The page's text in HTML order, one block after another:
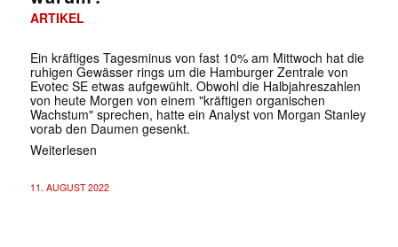
ARTIKEL
Ein kräftiges Tagesminus von fast 10% am Mittwoch hat die
ruhigen Gewässer rings um die Hamburger Zentrale von
Evotec SE etwas aufgewühlt. Obwohl die Halbjahreszahlen
von heute Morgen von einem "kräftigen organischen
Wachstum" sprechen, hatte ein Analyst von Morgan Stanley
vorab den Daumen gesenkt.
Weiterlesen
11. AUGUST 2022